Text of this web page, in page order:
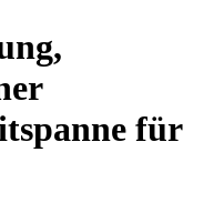
für